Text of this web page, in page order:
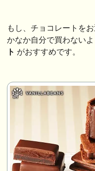
もし、チョコレートを
かなか自分で買わない
ト がおすすめです。